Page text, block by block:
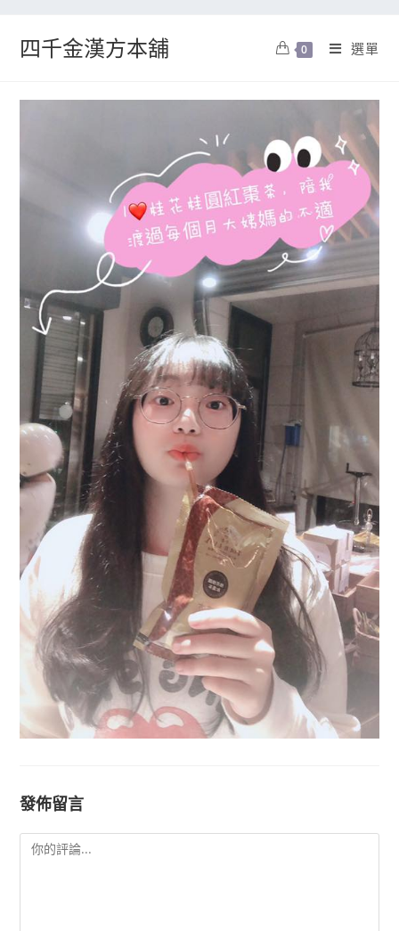
四千金漢方本舖 0 選單
發佈留言